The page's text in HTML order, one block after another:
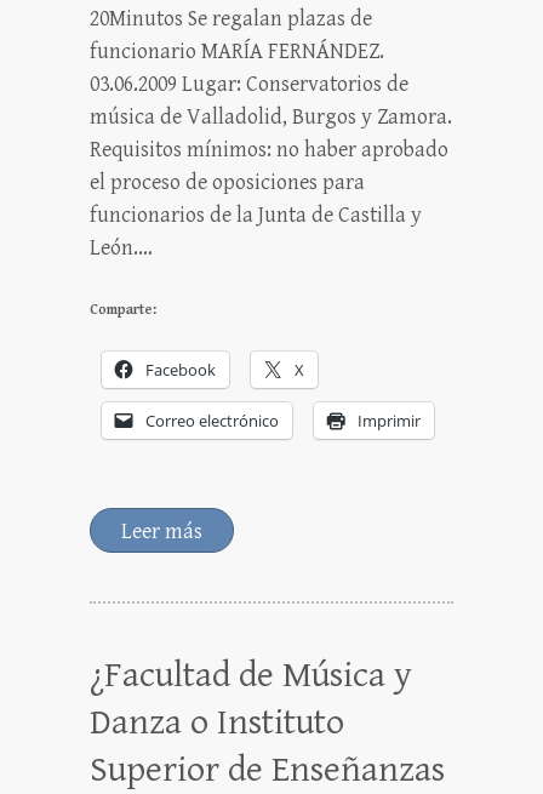
20Minutos Se regalan plazas de
funcionario MARÍA FERNÁNDEZ.
03.06.2009 Lugar: Conservatorios de
música de Valladolid, Burgos y Zamora.
Requisitos mínimos: no haber aprobado
el proceso de oposiciones para
funcionarios de la Junta de Castilla y
León.…
Comparte:
Facebook X
Correo electrónico Imprimir
Leer más
¿Facultad de Música y
Danza o Instituto
Superior de Enseñanzas